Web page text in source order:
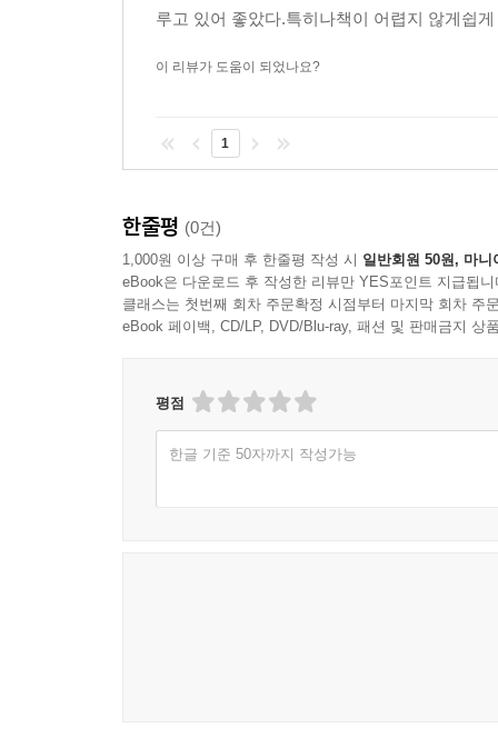
루고 있어 좋았다.특히나책이 어렵지 않게쉽
이 리뷰가 도움이 되었나요?
1
한줄평 (0건)
1,000원 이상 구매 후 한줄평 작성 시 일반회원 50원, 마니
eBook은 다운로드 후 작성한 리뷰만 YES포인트 지급됩니
클래스는 첫번째 회차 주문확정 시점부터 마지막 회차 주
eBook 페이백, CD/LP, DVD/Blu-ray, 패션 및 판매금지 상
평점
한글 기준 50자까지 작성가능